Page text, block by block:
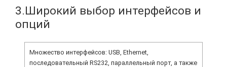
3.Широкий выбор интерфейсов и
опций
Множество интерфейсов: USB, Ethernet,
последовательный RS232, параллельный порт, а также